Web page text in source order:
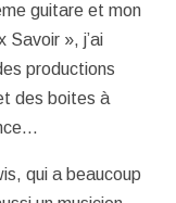
guitare et mon
Savoir », j’ai
productions
des boites à
qui a beaucoup